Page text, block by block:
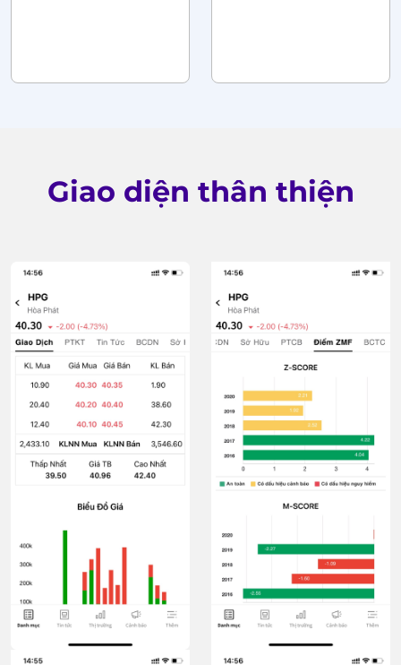
Giao diện thân thiện